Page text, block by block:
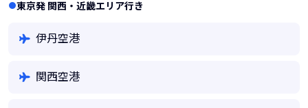
東京発 関西・近畿エリア行き
伊丹空港
関西空港